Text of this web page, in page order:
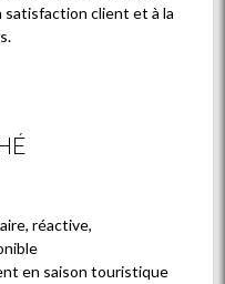
satisfaction client et à la
réactive,
en saison touristique